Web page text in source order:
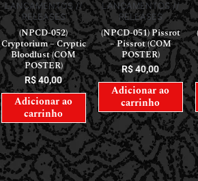
LANÇAMENTOS //
RELEASES
(NPCD-052)
Cryptorium – Cryptic
Bloodlust (COM
POSTER)
R$40,00
Adicionar ao
carrinho
LANÇAMENTOS //
RELEASES
(NPCD-051) Pissrot
– Pissrot (COM
POSTER)
R$40,00
Adicionar ao
carrinho